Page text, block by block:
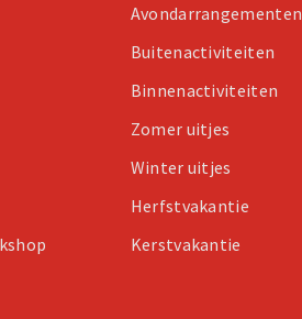
Avondarrangementen
Buitenactiviteiten
Binnenactiviteiten
Zomer uitjes
Winter uitjes
Herfstvakantie
Kerstvakantie